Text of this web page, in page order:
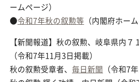
ームページ）
●令和7年秋の叙勲等 （内閣府ホー
【新聞報道】秋の叙勲、岐阜県内７
（令和7年11月3日掲載）
秋の叙勲受章者、 毎日新聞 （令和7